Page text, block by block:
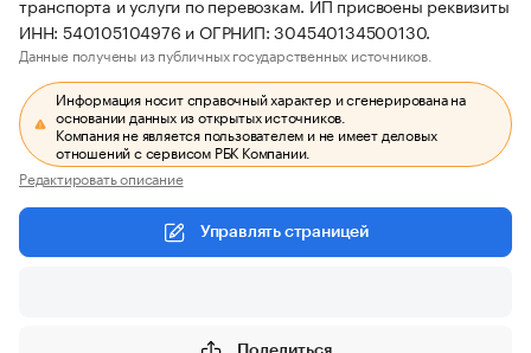
ИНН: 540105104976 и ОГРНИП: 304540134500130.
Данные получены из публичных государственных источников.
Информация носит справочный характер и сгенерирована на
основании данных из открытых источников.
Компания не является пользователем и не имеет деловых
отношений с сервисом РБК Компании.
Редактировать описание
Управлять страницей